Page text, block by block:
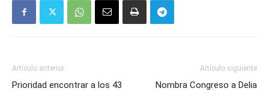
Artículo anterior
Prioridad encontrar a los 43
Artículo siguiente
Nombra Congreso a Delia